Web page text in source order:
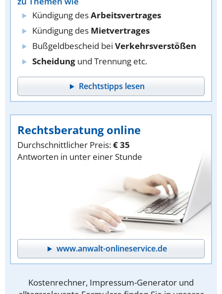
Kündigung desArbeitsvertrages
Kündigung des Mietvertrages
Bußgeldbescheid bei Verkehrsverstößen
Scheidung und Trennung etc.
Rechtstipps lesen
Rechtsberatung online
Durchschnittlicher Preis:€ 35
Antworten in unter einer Stunde
www.anwalt-onlineservice.de
Kostenrechner, Impressum-Generator und